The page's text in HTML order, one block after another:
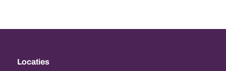
Locaties